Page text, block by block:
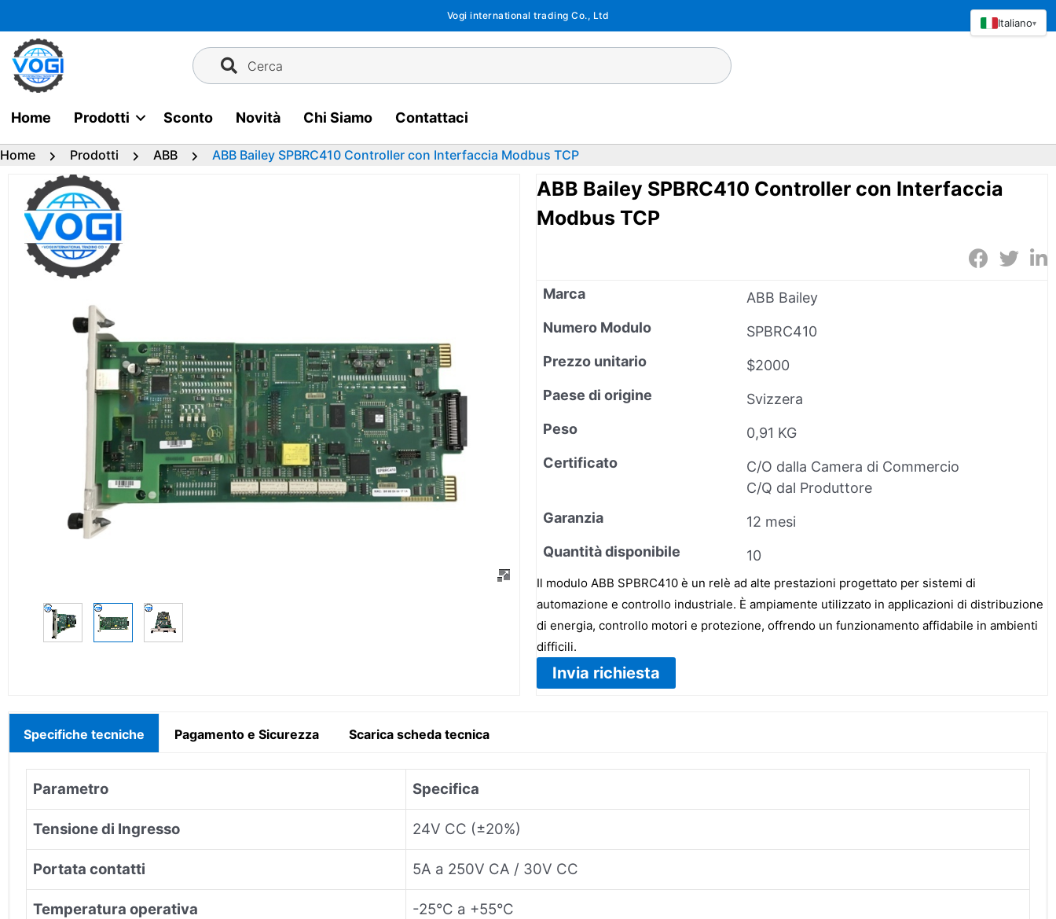
al
contenuto
Vogi international trading Co., Ltd
Cerca
Home Prodotti Sconto Novità Chi Siamo Contattaci
Home Prodotti ABB ABB Bailey SPBRC410 Controller con Interfaccia Modbus TCP
ABB Bailey SPBRC410 Controller con Interfaccia
Modbus TCP
Marca
ABB Bailey
Numero Modulo
SPBRC410
Prezzo unitario
$2000
Paese di origine
Svizzera
Peso
0,91 KG
Certificato
C/O dalla Camera di Commercio
C/Q dal Produttore
Garanzia
12 mesi
Quantità disponibile
10
Il modulo ABB SPBRC410 è un relè ad alte prestazioni progettato per sistemi di
automazione e controllo industriale. È ampiamente utilizzato in applicazioni di distribuzione
di energia, controllo motori e protezione, offrendo un funzionamento affidabile in ambienti
difficili.
Invia richiesta
Specifiche tecniche Pagamento e Sicurezza Scarica scheda tecnica
Parametro Specifica
Tensione di Ingresso 24V CC (±20%)
Portata contatti 5A a 250V CA / 30V CC
Temperatura operativa -25°C a +55°C
Italiano▾